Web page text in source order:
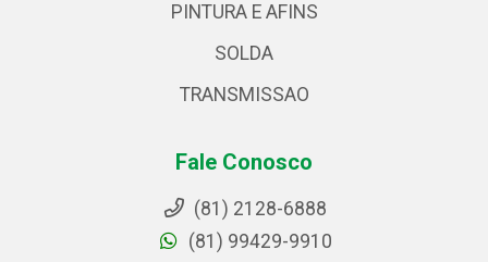
PINTURA E AFINS
SOLDA
TRANSMISSAO
Fale Conosco
(81) 2128-6888
(81) 99429-9910